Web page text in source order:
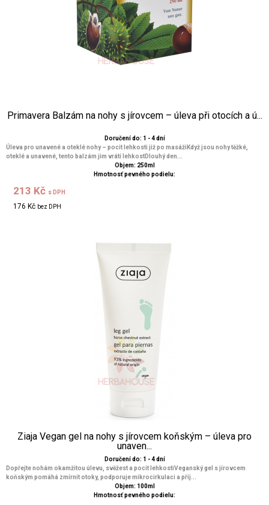
Primavera Balzám na nohy s jírovcem – úleva při otocích a ú...
Doručení do: 1 - 4 dní
Úleva pro unavené a oteklé nohy – pocit lehkosti již po masážiKdyž jsou nohy těžké,
oteklé a unavené, tento balzám jim vrátí lehkostDlouhý den...
Objem: 250ml
Hmotnosť pevného podielu:
213 Kč s DPH
176 Kč bez DPH
Ziaja Vegan gel na nohy s jírovcem koňským – úleva pro
unaven...
Doručení do: 1 - 4 dní
Dopřejte nohám okamžitou úlevu, svěžest a pocit lehkostiVeganský gel s jírovcem
koňským pomáhá zmírnit otoky, podporuje mikrocirkulaci a příj...
Objem: 100ml
Hmotnosť pevného podielu: